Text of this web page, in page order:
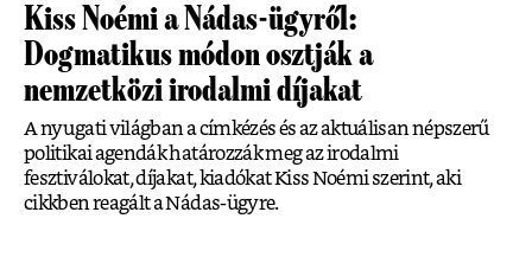
Kiss Noémi a Nádas-ügyről:
Dogmatikus módon osztják a
nemzetközi irodalmi díjakat
A nyugati világban a címkézés és az aktuálisan népszerű
politikai agendák határozzák meg az irodalmi
fesztiválokat, díjakat, kiadókat Kiss Noémi szerint, aki
cikkben reagált a Nádas-ügyre.